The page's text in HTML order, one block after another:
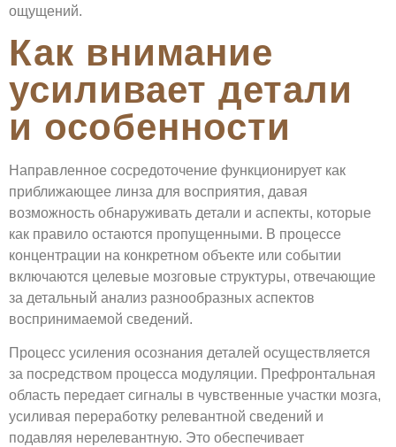
ощущений.
Как внимание
усиливает детали
и особенности
Направленное сосредоточение функционирует как
приближающее линза для восприятия, давая
возможность обнаруживать детали и аспекты, которые
как правило остаются пропущенными. В процессе
концентрации на конкретном объекте или событии
включаются целевые мозговые структуры, отвечающие
за детальный анализ разнообразных аспектов
воспринимаемой сведений.
Процесс усиления осознания деталей осуществляется
за посредством процесса модуляции. Префронтальная
область передает сигналы в чувственные участки мозга,
усиливая переработку релевантной сведений и
подавляя нерелевантную. Это обеспечивает